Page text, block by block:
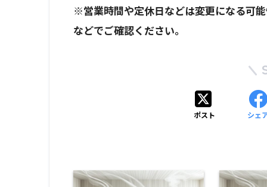
※営業時間や定休日などは変更になる可
などでご確認ください。
ポスト シェ